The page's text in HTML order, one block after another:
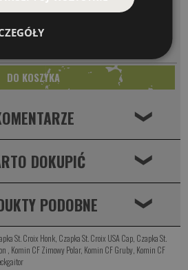
CENA
❮
DOKUPIĆ ❮
PODOBNE ❮
St. Croix Honk Czapka St. Croix USA Cap Czapka St.
Komin CF Zimowy Polar, Komin CF Gruby Komin CF